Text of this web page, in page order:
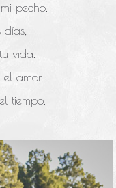
pecho.
vida.
amor,
tiempo.